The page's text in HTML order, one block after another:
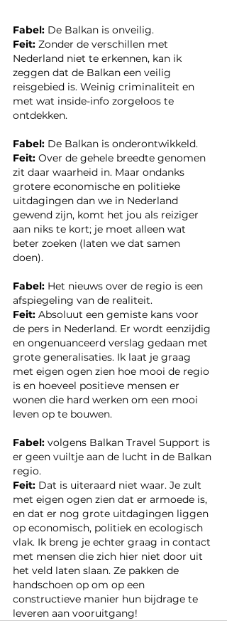
Fabel: De Balkan is onveilig.
Feit: Zonder de verschillen met
Nederland niet te erkennen, kan ik
zeggen dat de Balkan een veilig
reisgebied is. Weinig criminaliteit en
met wat inside-info zorgeloos te
ontdekken.
Fabel: De Balkan is onderontwikkeld.
Feit: Over de gehele breedte genomen
zit daar waarheid in. Maar ondanks
grotere economische en politieke
uitdagingen dan we in Nederland
gewend zijn, komt het jou als reiziger
aan niks te kort; je moet alleen wat
beter zoeken (laten we dat samen
doen).
Fabel: Het nieuws over de regio is een
afspiegeling van de realiteit.
Feit: Absoluut een gemiste kans voor
de pers in Nederland. Er wordt eenzijdig
en ongenuanceerd verslag gedaan met
grote generalisaties. Ik laat je graag
met eigen ogen zien hoe mooi de regio
is en hoeveel positieve mensen er
wonen die hard werken om een mooi
leven op te bouwen.
Fabel: volgens Balkan Travel Support is
er geen vuiltje aan de lucht in de Balkan
regio.
Feit: Dat is uiteraard niet waar. Je zult
met eigen ogen zien dat er armoede is,
en dat er nog grote uitdagingen liggen
op economisch, politiek en ecologisch
vlak. Ik breng je echter graag in contact
met mensen die zich hier niet door uit
het veld laten slaan. Ze pakken de
handschoen op om op een
constructieve manier hun bijdrage te
leveren aan vooruitgang!